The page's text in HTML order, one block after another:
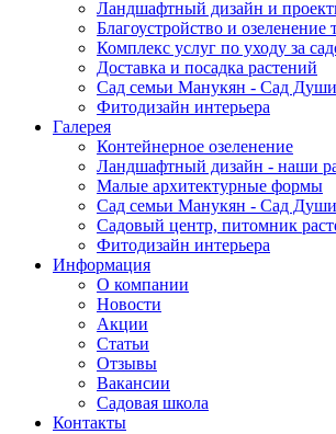
Ландшафтный дизайн и
Благоустройство и озеленение
Комплекс услуг по уходу за
Доставка и посадка растений
Сад семьи Манукян - Сад Души
Фитодизайн интерьера
Галерея
Контейнерное озеленение
Ландшафтный дизайн - наши
Малые архитектурные формы
Сад семьи Манукян - Сад Души
Садовый центр, питомник
Фитодизайн интерьера
Информация
О компании
Новости
Акции
Статьи
Отзывы
Вакансии
Садовая школа
Контакты